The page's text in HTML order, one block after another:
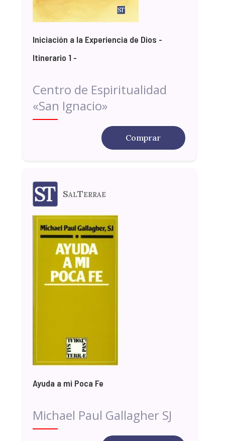
Iniciación a la Experiencia de Dios -
Itinerario 1 -
Centro de Espiritualidad
«San Ignacio»
Comprar
SalTerrae
Ayuda a mi Poca Fe
Michael Paul Gallagher SJ